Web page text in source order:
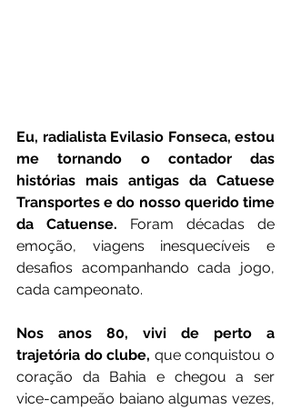
Eu, radialista Evilasio Fonseca, estou
me tornando o contador das
histórias mais antigas da Catuese
Transportes e do nosso querido time
da Catuense. Foram décadas de
emoção, viagens inesquecíveis e
desafios acompanhando cada jogo,
cada campeonato.
Nos anos 80, vivi de perto a
trajetória do clube, que conquistou o
coração da Bahia e chegou a ser
vice-campeão baiano algumas vezes,